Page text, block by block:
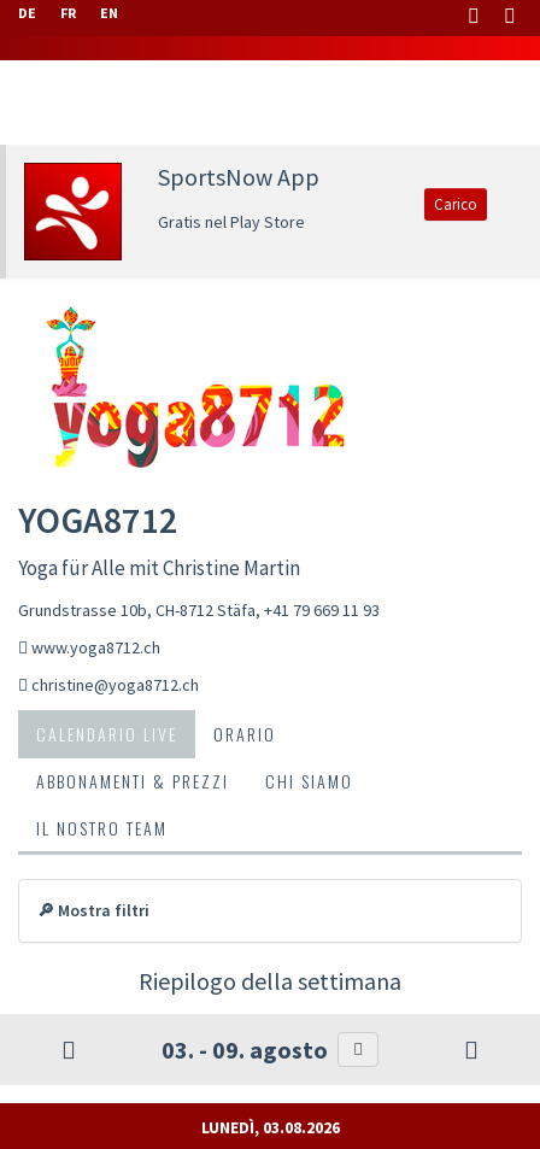
DE FR EN
SportsNow App
Gratis nel Play Store
Carico
YOGA8712
Yoga für Alle mit Christine Martin
Grundstrasse 10b, CH-8712 Stäfa, +41 79 669 11 93
www.yoga8712.ch
christine@yoga8712.ch
CALENDARIO LIVE
ORARIO
ABBONAMENTI & PREZZI
CHI SIAMO
IL NOSTRO TEAM
🔎 Mostra filtri
Riepilogo della settimana
03. - 09. agosto
LUNEDÌ, 03.08.2026